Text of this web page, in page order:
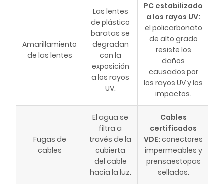
Amarillamiento
de las lentes
Las lentes
de plástico
baratas se
degradan
con la
exposición
a los rayos
UV.
PC estabilizado
a los rayos UV:
el policarbonato
de alto grado
resiste los
daños
causados por
los rayos UV y los
impactos.
Fugas de
cables
El agua se
filtra a
través de la
cubierta
del cable
hacia la luz.
Cables
certificados
VDE: conectores
impermeables y
prensaestopas
sellados.